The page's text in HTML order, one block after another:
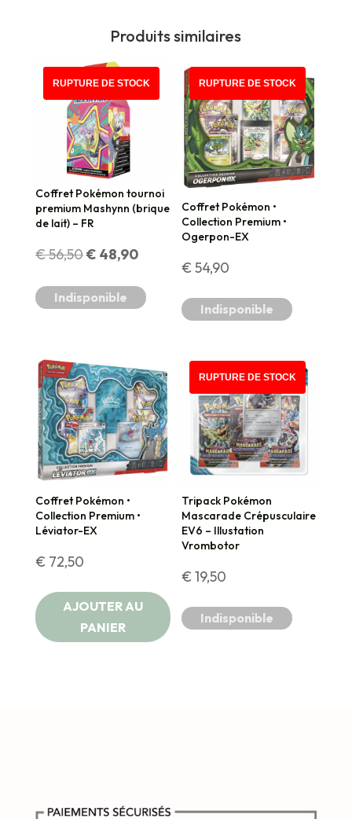
Produits similaires
PROMO !
RUPTURE DE STOCK
Coffret Pokémon tournoi
premium Mashynn (brique
de lait) – FR
€56,50Le
prix
était :
€ 56,50.
€ 48,90Le
prix
€ 48,90.
Indisponible
RUPTURE DE STOCK
Coffret Pokémon •
Collection Premium •
Ogerpon-EX
€ 54,90
Indisponible
Coffret Pokémon •
Collection Premium •
Léviator-EX
€ 72,50
AJOUTER AU
PANIER
RUPTURE DE STOCK
Tripack Pokémon
Mascarade Crépusculaire
EV6 – Illustation
Vrombotor
€ 19,50
Indisponible